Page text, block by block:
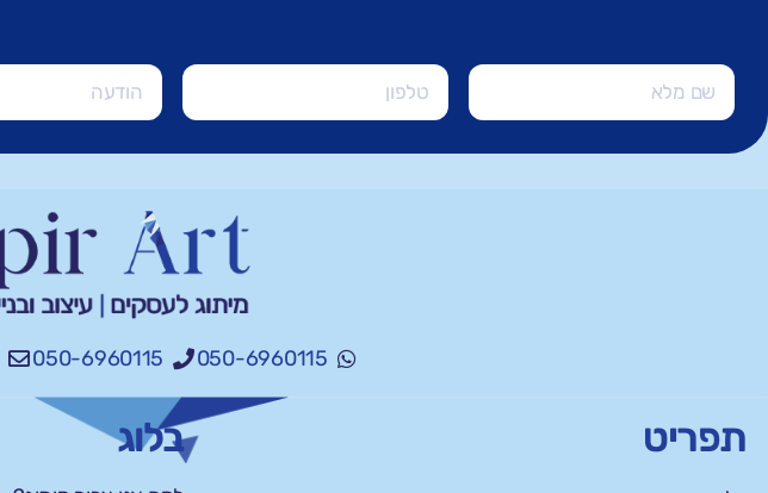
050-6960115
050-6960115
תפריט בלוג